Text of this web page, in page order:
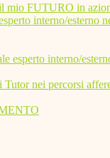
FUTURO in
interno/esterno
interno/
nei percorsi